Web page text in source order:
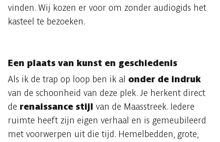
vinden. Wij kozen er voor om zonder audiogids het
kasteel te bezoeken.
Een plaats van kunst en geschiedenis
Als ik de trap op loop ben ik al onder de indruk
van de schoonheid van deze plek. Je herkent direct
de renaissance stijl van de Maasstreek. Iedere
ruimte heeft zijn eigen verhaal en is gemeubileerd
met voorwerpen uit die tijd. Hemelbedden, grote,